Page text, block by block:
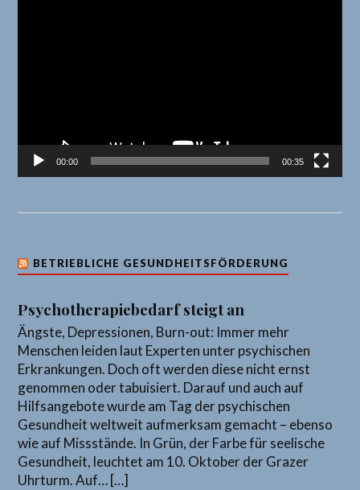
00:00 00:35
BETRIEBLICHE GESUNDHEITSFÖRDERUNG
Psychotherapiebedarf steigt an
Ängste, Depressionen, Burn-out: Immer mehr
Menschen leiden laut Experten unter psychischen
Erkrankungen. Doch oft werden diese nicht ernst
genommen oder tabuisiert. Darauf und auch auf
Hilfsangebote wurde am Tag der psychischen
Gesundheit weltweit aufmerksam gemacht – ebenso
wie auf Missstände. In Grün, der Farbe für seelische
Gesundheit, leuchtet am 10. Oktober der Grazer
Uhrturm. Auf… […]